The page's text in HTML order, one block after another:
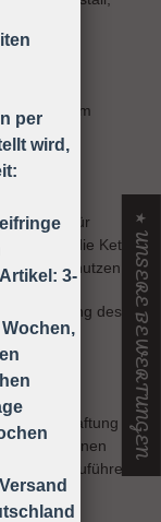
zum
für
ist die Kette
zu benutzen!
Befestigung des
keine Haftung
die auf einen
zurück zuführen
★ UNSERE BEWERTUNGEN
per
wird,
3-